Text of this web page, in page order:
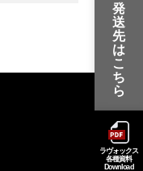
発
送
先
は
こ
ち
ら
ラヴォックス
各種資料
Download